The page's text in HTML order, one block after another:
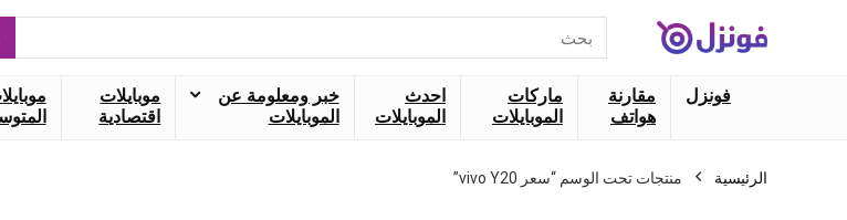
عن:
فونزل
مقارنة
هواتف
ماركات
الموبايلات
احدث
الموبايلات
خبر ومعلومة عن
الموبايلات
موبايلات
اقتصادية
الرئيسية منتجات تحت الوسم “سعر vivo Y20”